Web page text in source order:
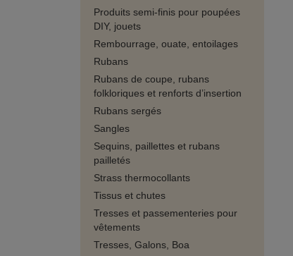
Produits semi-finis pour poupées
DIY, jouets
Rembourrage, ouate, entoilages
Rubans
Rubans de coupe, rubans
folkloriques et renforts d’insertion
Rubans sergés
Sangles
Sequins, paillettes et rubans
pailletés
Strass thermocollants
Tissus et chutes
Tresses et passementeries pour
vêtements
Tresses, Galons, Boa